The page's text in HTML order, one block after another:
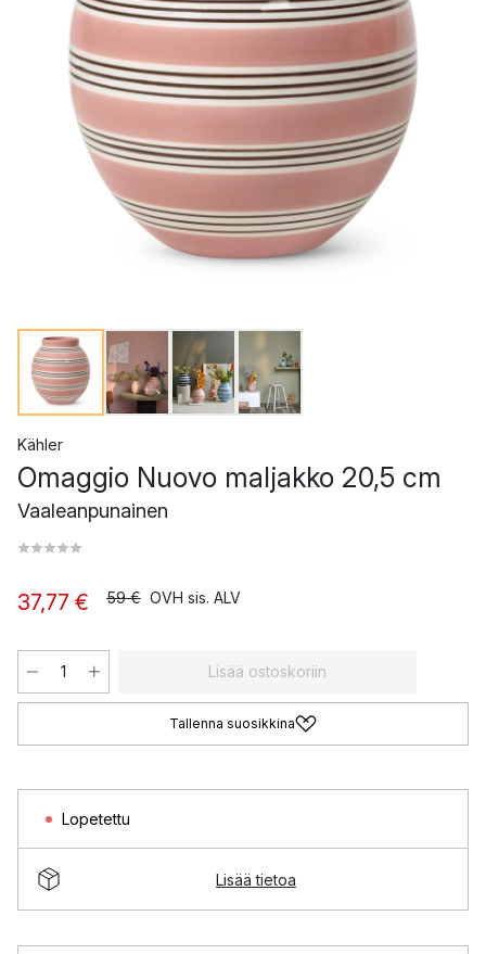
Kähler
Omaggio Nuovo maljakko 20,5 cm
Vaaleanpunainen
37,77 € 59 € OVH sis. ALV
Lisää ostoskoriin
Tallenna suosikkina
Lopetettu
Lisää tietoa